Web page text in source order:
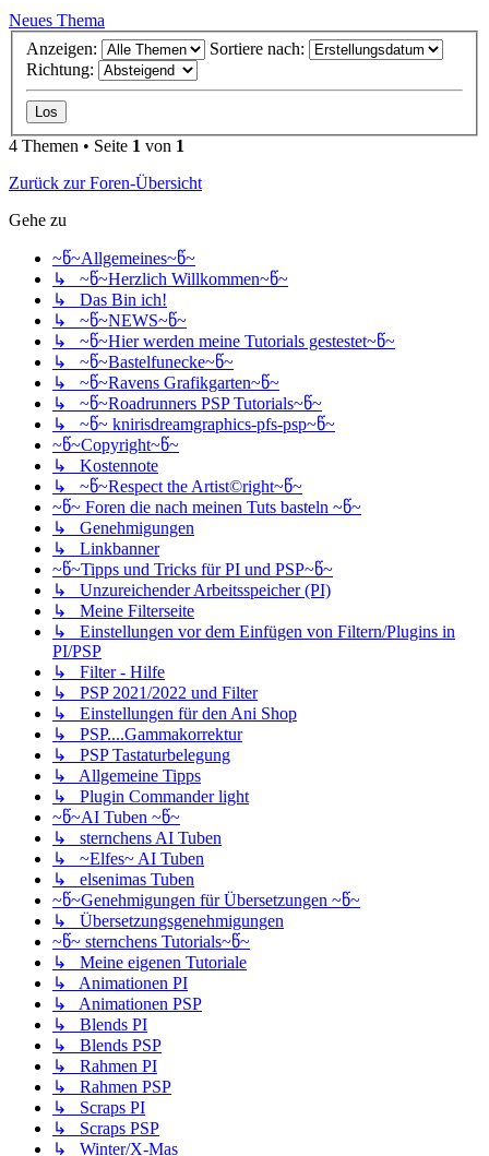
Neues Thema
Anzeigen:
Sortiere nach:
Richtung:
4 Themen • Seite 1 von 1
Zurück zur Foren-Übersicht
Gehe zu
~წ~Allgemeines~წ~
↳ ~წ~Herzlich Willkommen~წ~
↳ Das Bin ich!
↳ ~წ~NEWS~წ~
↳ ~წ~Hier werden meine Tutorials gestestet~წ~
↳ ~წ~Bastelfunecke~წ~
↳ ~წ~Ravens Grafikgarten~წ~
↳ ~წ~Roadrunners PSP Tutorials~წ~
↳ ~წ~ knirisdreamgraphics-pfs-psp~წ~
~წ~Copyright~წ~
↳ Kostennote
↳ ~წ~Respect the Artist©right~წ~
~წ~ Foren die nach meinen Tuts basteln ~წ~
↳ Genehmigungen
↳ Linkbanner
~წ~Tipps und Tricks für PI und PSP~წ~
↳ Unzureichender Arbeitsspeicher (PI)
↳ Meine Filterseite
↳ Einstellungen vor dem Einfügen von Filtern/Plugins in
PI/PSP
↳ Filter - Hilfe
↳ PSP 2021/2022 und Filter
↳ Einstellungen für den Ani Shop
↳ PSP....Gammakorrektur
↳ PSP Tastaturbelegung
↳ Allgemeine Tipps
↳ Plugin Commander light
~წ~AI Tuben ~წ~
↳ sternchens AI Tuben
↳ ~Elfes~ AI Tuben
↳ elsenimas Tuben
~წ~Genehmigungen für Übersetzungen ~წ~
↳ Übersetzungsgenehmigungen
~წ~ sternchens Tutorials~წ~
↳ Meine eigenen Tutoriale
↳ Animationen PI
↳ Animationen PSP
↳ Blends PI
↳ Blends PSP
↳ Rahmen PI
↳ Rahmen PSP
↳ Scraps PI
↳ Scraps PSP
↳ Winter/X-Mas